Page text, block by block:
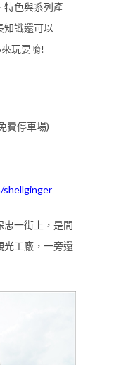
特色與系列產
知識還可以
玩耍唷!
費停車場)
一街上，是間
光工廠，一旁還